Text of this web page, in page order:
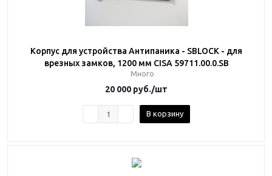
Корпус для устройства Антипаника - SBLOCK - для
врезных замков, 1200 мм CISA 59711.00.0.SB
Много
20 000 руб./шт
В корзину